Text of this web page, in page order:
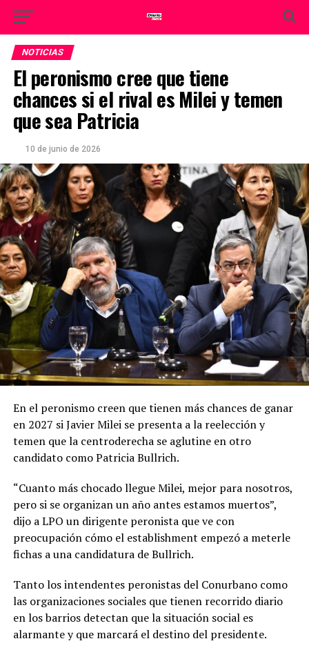
NOTICIAS
El peronismo cree que tiene
chances si el rival es Milei y temen
que sea Patricia
10 de junio de 2026
En el peronismo creen que tienen más chances de ganar
en 2027 si Javier Milei se presenta a la reelección y
temen que la centroderecha se aglutine en otro
candidato como Patricia Bullrich.
“Cuanto más chocado llegue Milei, mejor para nosotros,
pero si se organizan un año antes estamos muertos”,
dijo a LPO un dirigente peronista que ve con
preocupación cómo el establishment empezó a meterle
fichas a una candidatura de Bullrich.
Tanto los intendentes peronistas del Conurbano como
las organizaciones sociales que tienen recorrido diario
en los barrios detectan que la situación social es
alarmante y que marcará el destino del presidente.